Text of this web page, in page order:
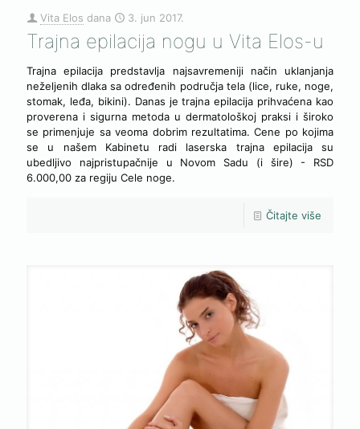
Vita Elos dana 3. jun 2017.
Trajna epilacija nogu u Vita Elos-u
Trajna epilacija predstavlja najsavremeniji način uklanjanja
neželjenih dlaka sa određenih područja tela (lice, ruke, noge,
stomak, leđa, bikini). Danas je trajna epilacija prihvaćena kao
proverena i sigurna metoda u dermatološkoj praksi i široko
se primenjuje sa veoma dobrim rezultatima. Cene po kojima
se u našem Kabinetu radi laserska trajna epilacija su
ubedljivo najpristupačnije u Novom Sadu (i šire) - RSD
6.000,00 za regiju Cele noge.
Čitajte više